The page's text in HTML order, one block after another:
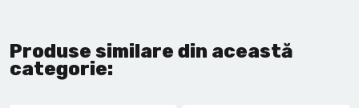
Produse similare din această
categorie: